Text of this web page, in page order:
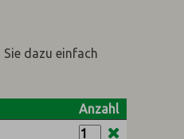
dazu einfach
Anzahl